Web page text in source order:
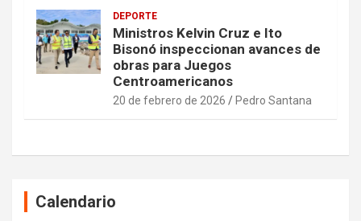
DEPORTE
Ministros Kelvin Cruz e Ito
Bisonó inspeccionan avances de
obras para Juegos
Centroamericanos
20 de febrero de 2026 Pedro Santana
Calendario